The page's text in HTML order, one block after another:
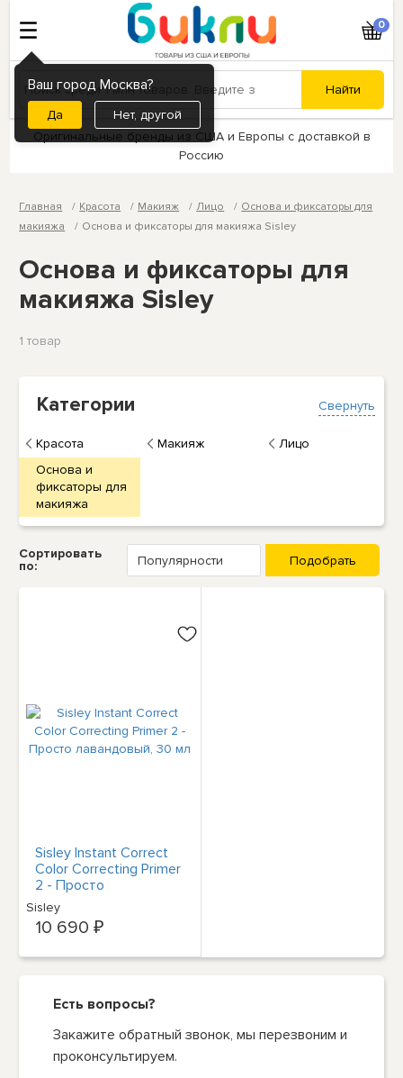
Ваш город Москва?
Нет, другой
0
Оригинальные бренды из США и Европы с доставкой в
Россию
Главная Красота Макияж Лицо
Основа и фиксаторы для
макияжа
Основа и фиксаторы для макияжа Sisley
Основа и фиксаторы для
макияжа Sisley
1 товар
Свернуть
Категории
Красота Макияж
Лицо
Основа и
фиксаторы для
макияжа
Сортировать
по:
Sisley Instant Correct
Color Correcting Primer
2 - Просто
лавандовый, 30 мл
Sisley
10 690 ₽
Есть вопросы?
Закажите обратный звонок, мы перезвоним и
проконсультируем.